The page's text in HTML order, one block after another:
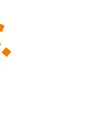
Inatel